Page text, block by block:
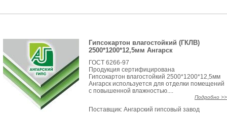
Гипсокартон влагостойкий (ГКЛВ)
2500*1200*12,5мм Ангарск
ГОСТ 6266-97
Продукция сертифицирована
Гипсокартон влагостойкий 2500*1200*12,5мм
Ангарск используется для отделки помещений
с повышенной влажностью....
Подробно >>
Поставщик: Ангарский гипсовый завод